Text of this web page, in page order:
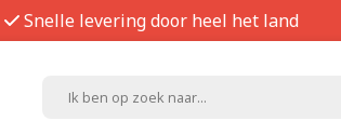
Snelle levering door heel het land